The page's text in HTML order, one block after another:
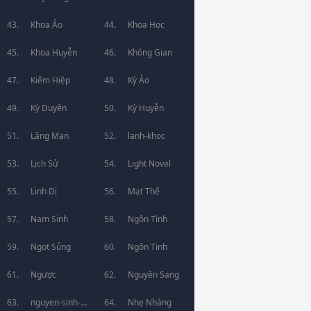
Khoa Ảo Khoa Học
Khoa Huyễn Không Gian
Kiếm Hiệp Kỳ Ảo
Kỳ Duyên Kỳ Huyễn
Lãng Mạn lanh-khoc
Lịch Sử Light Novel
Linh Dị Mạt Thế
Nam Sinh Ngôn Tình
Ngọt Sủng Ngôn Tinh
Ngược Nguyên Sang
nguyen-sinh- Nhẹ Nhàng